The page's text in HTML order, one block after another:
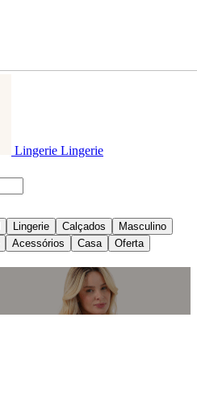
Lingerie Lingerie
Lingerie Calçados
Masculino
Acessórios Casa Oferta